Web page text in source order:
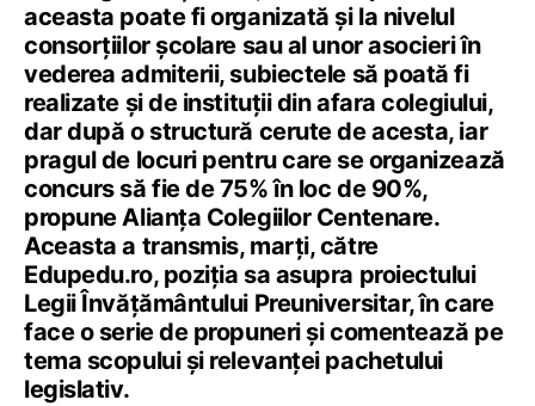
aceasta poate fi organizată și la nivelul
consorțiilor școlare sau al unor asocieri în
vederea admiterii, subiectele să poată fi
realizate și de instituții din afara colegiului,
dar după o structură cerute de acesta, iar
pragul de locuri pentru care se organizează
concurs să fie de 75% în loc de 90%,
propune Alianța Colegiilor Centenare.
Aceasta a transmis, marți, către
Edupedu.ro, poziția sa asupra proiectului
Legii Învățământului Preuniversitar, în care
face o serie de propuneri și comentează pe
tema scopului și relevanței pachetului
legislativ.